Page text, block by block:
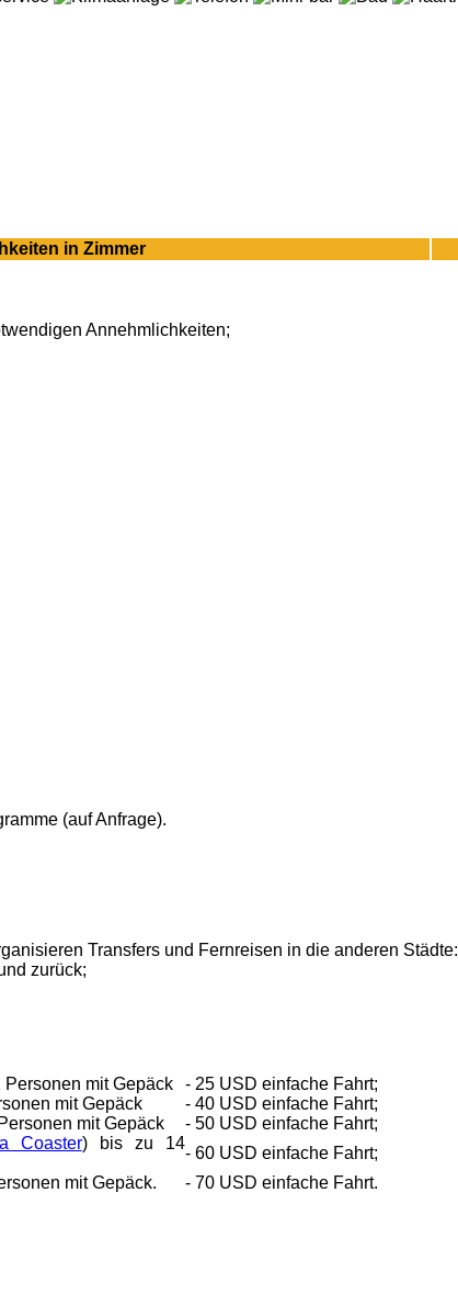
in Zimmer
Annehmlichkeiten;
(auf Anfrage).
Transfers und Fernreisen in die anderen Städte:
zurück;
Personen mit Gepäck
- 25 USD einfache Fahrt;
mit Gepäck
- 40 USD einfache Fahrt;
mit Gepäck
- 50 USD einfache Fahrt;
Coaster) bis zu 14
- 60 USD einfache Fahrt;
mit Gepäck. - 70 USD einfache Fahrt.